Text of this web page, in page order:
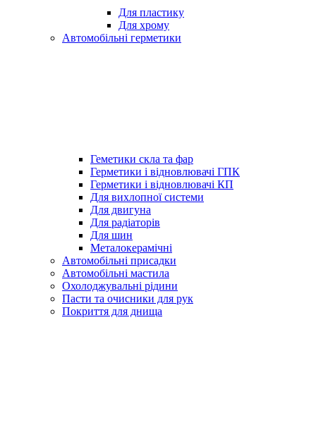
Для пластику
Для хрому
Автомобільні герметики
Геметики скла та фар
Герметики і відновлювачі ГПК
Герметики і відновлювачі КП
Для вихлопної системи
Для двигуна
Для радіаторів
Для шин
Металокерамічні
Автомобільні присадки
Автомобільні мастила
Охолоджувальні рідини
Пасти та очисники для рук
Покриття для днища